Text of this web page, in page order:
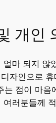
개인
얼마 되지 않
자인으로 휴
는 점이 마음
러분들께